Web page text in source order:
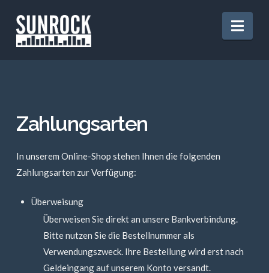
Zahlungsarten
In unserem Online-Shop stehen Ihnen die folgenden
Zahlungsarten zur Verfügung:
Überweisung
Überweisen Sie direkt an unsere Bankverbindung.
Bitte nutzen Sie die Bestellnummer als
Verwendungszweck. Ihre Bestellung wird erst nach
Geldeingang auf unserem Konto versandt.